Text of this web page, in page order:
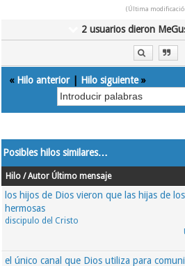
trabajadores. De 1979 a
una serie de evaluaciones
afirmó que eran
evaluaciones posteriores
debido a esas primeras
salario nunca alcanzó el nivel
varones similares. Todos los
debían estar justificados por
la posible discriminación
denuncia formal ante la
de Oportunidades en el
1998, tras jubilarse
interpuso una demanda
salarial en virtud del Título VII
Derechos Civiles de 1964 y la
(Última
2 usuarios dieron
« Hilo anterior| Hilo siguiente»
Posibles hilos similares…
Hilo / Autor Último mensaje
los hijos de Dios vieron que las hijas de
hermosas
discipulo del Cristo
el único canal que Dios utiliza para